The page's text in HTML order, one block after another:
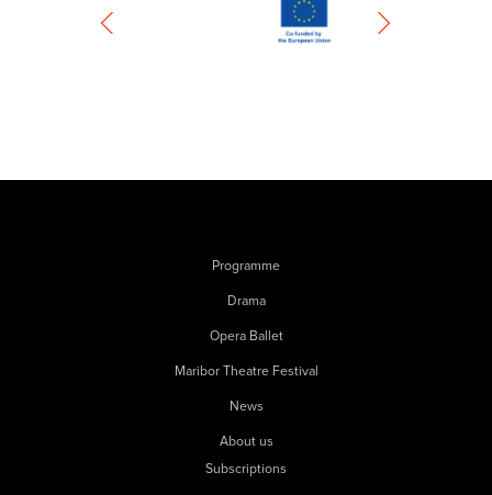
Programme
Drama
Opera Ballet
Maribor Theatre Festival
News
About us
Subscriptions